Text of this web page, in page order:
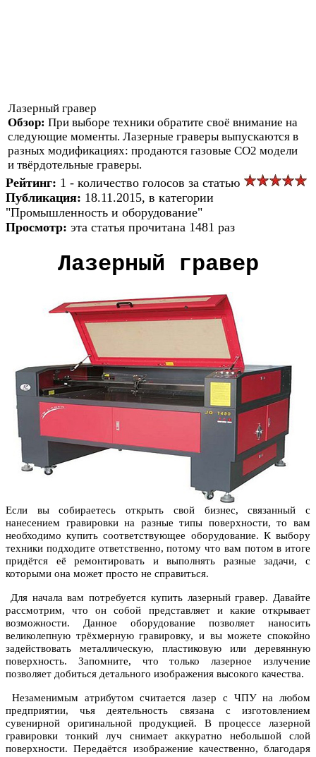
Лазерный гравер
Обзор: При выборе техники обратите своё внимание на
следующие моменты. Лазерные граверы выпускаются в
разных модификациях: продаются газовые СО2 модели
и твёрдотельные граверы.
Рейтинг: 1 - количество голосов за статью
Публикация: 18.11.2015, в категории
"Промышленность и оборудование"
Просмотр: эта статья прочитана 1481 раз
Лазерный гравер
Если вы собираетесь открыть свой бизнес, связанный с
нанесением гравировки на разные типы поверхности, то вам
необходимо купить соответствующее оборудование. К выбору
техники подходите ответственно, потому что вам потом в итоге
придётся её ремонтировать и выполнять разные задачи, с
которыми она может просто не справиться.
Для начала вам потребуется купить лазерный гравер. Давайте
рассмотрим, что он собой представляет и какие открывает
возможности. Данное оборудование позволяет наносить
великолепную трёхмерную гравировку, и вы можете спокойно
задействовать металлическую, пластиковую или деревянную
поверхность. Запомните, что только лазерное излучение
позволяет добиться детального изображения высокого качества.
Незаменимым атрибутом считается лазер с ЧПУ на любом
предприятии, чья деятельность связана с изготовлением
сувенирной оригинальной продукцией. В процессе лазерной
гравировки тонкий луч снимает аккуратно небольшой слой
поверхности. Передаётся изображение качественно, благодаря